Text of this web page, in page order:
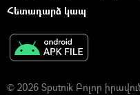
Հետադարձ կապ
© 2026 Sputnik Բոլոր